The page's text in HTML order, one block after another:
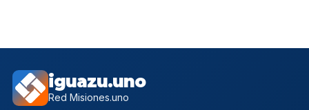
iguazu.uno
Red Misiones.uno